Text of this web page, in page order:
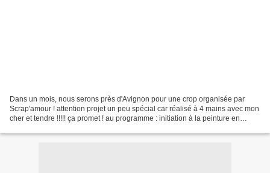
Dans un mois, nous serons près d'Avignon pour une crop organisée par
Scrap'amour ! attention projet un peu spécial car réalisé à 4 mains avec mon
cher et tendre !!!!! ça promet ! au programme : initiation à la peinture en